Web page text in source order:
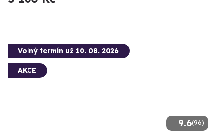
9.6(96)
Volný termín už 10. 08. 2026
AKCE